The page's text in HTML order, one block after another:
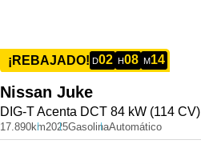
¡REBAJADO! D02 H08 M14
Nissan Juke
DIG-T Acenta DCT 84 kW (114 CV)
17.890km2025GasolinaAutomático